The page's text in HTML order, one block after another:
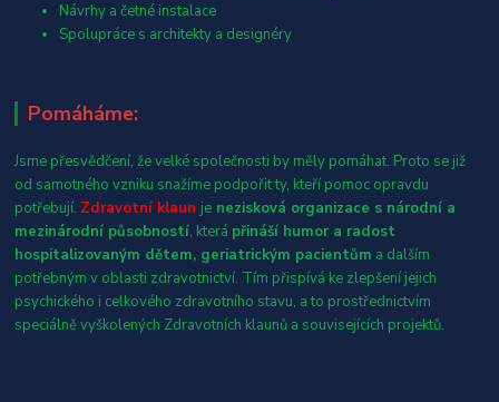
Návrhy a četné instalace
Spolupráce s architekty a designéry
Pomáháme:
Jsme přesvědčení, že velké společnosti by měly pomáhat. Proto se již
od samotného vzniku snažíme podpořit ty, kteří pomoc opravdu
potřebují. Zdravotní klaun je nezisková organizace s národní a
mezinárodní působností, která přináší humor a radost
hospitalizovaným dětem, geriatrickým pacientům a dalším
potřebným v oblasti zdravotnictví. Tím přispívá ke zlepšení jejich
psychického i celkového zdravotního stavu, a to prostřednictvím
speciálně vyškolených Zdravotních klaunů a souvisejících projektů.